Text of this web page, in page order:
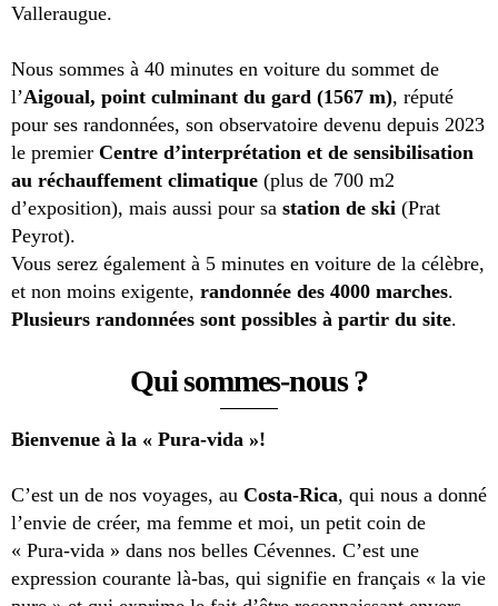
Valleraugue.
Nous sommes à 40 minutes en voiture du sommet de
l’Aigoual, point culminant du gard (1567 m), réputé
pour ses randonnées, son observatoire devenu depuis 2023
le premier Centre d’interprétation et de sensibilisation
au réchauffement climatique (plus de 700 m2
d’exposition), mais aussi pour sa station de ski (Prat
Peyrot).
Vous serez également à 5 minutes en voiture de la célèbre,
et non moins exigente, randonnée des 4000 marches.
Plusieurs randonnées sont possibles à partir du site.
Qui sommes-nous ?
Bienvenue à la « Pura-vida »!
C’est un de nos voyages, au Costa-Rica, qui nous a donné
l’envie de créer, ma femme et moi, un petit coin de
« Pura-vida » dans nos belles Cévennes. C’est une
expression courante là-bas, qui signifie en français « la vie